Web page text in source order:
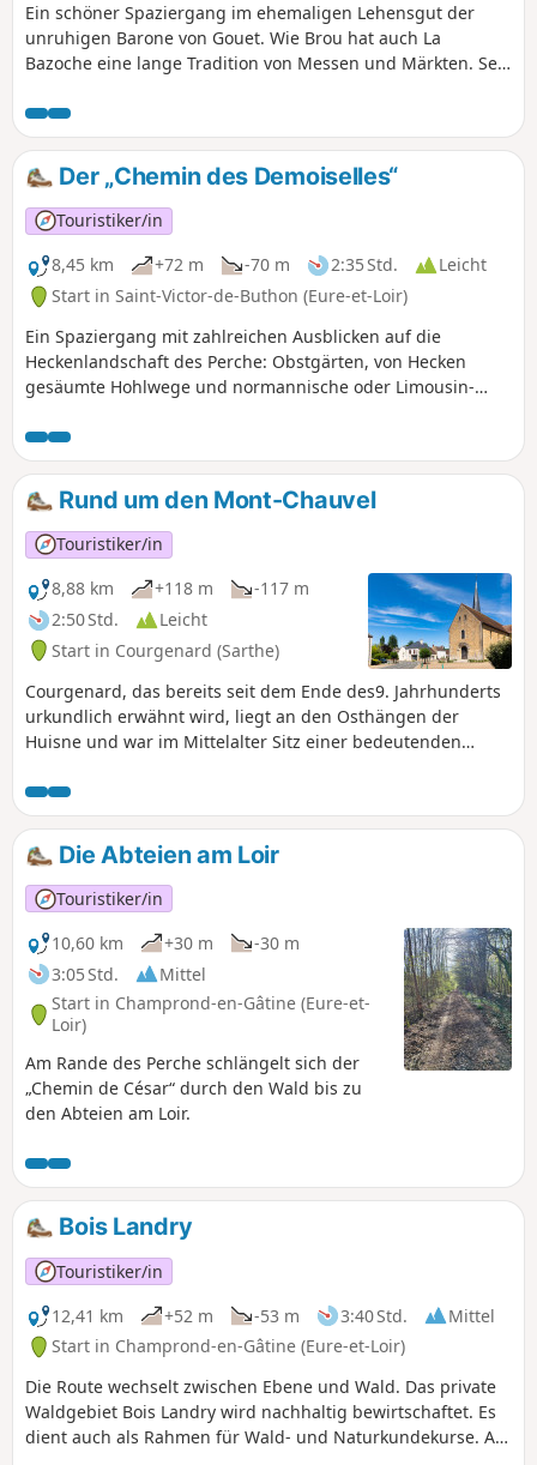
Ein schöner Spaziergang im ehemaligen Lehensgut der
unruhigen Barone von Gouet. Wie Brou hat auch La
Bazoche eine lange Tradition von Messen und Märkten. Seit
Percheron-Fohlenmesse statt.
Der „Chemin des Demoiselles“
Touristiker/in
8,45 km
+72 m -70 m 2:35 Std.
Leicht
Start in Saint-Victor-de-Buthon (Eure-et-Loir)
Ein Spaziergang mit zahlreichen Ausblicken auf die
Heckenlandschaft des Perche: Obstgärten, von Hecken
gesäumte Hohlwege und normannische oder Limousin-
Rund um den Mont-Chauvel
Touristiker/in
8,88 km
+118 m
-117 m
2:50 Std.
Leicht
Start in Courgenard (Sarthe)
Courgenard, das bereits seit dem Ende des9. Jahrhunderts
urkundlich erwähnt wird, liegt an den Osthängen der
Huisne und war im Mittelalter Sitz einer bedeutenden
gepflegte romanische Architektur der Kirche Saint-Martin
zeugt noch heute von der Macht dieser Baronie, ebenso wie
die bemerkenswerte Ausstattung des Chors ausdem 16.
Jahrhundert. Die Gemeinde lebte noch im19. Jahrhundert
von der Landwirtschaft und der Herstellung von
Hanfgeweben. Heute gehört sie zum Arbeitsmarktgebiet
von La Ferté-Bernard.
Die Abteien am Loir
Touristiker/in
10,60 km
+30 m
-30 m
3:05 Std.
Mittel
Start in Champrond-en-Gâtine (Eure-et-
Loir)
Am Rande des Perche schlängelt sich der
„Chemin de César“ durch den Wald bis zu
den Abteien am Loir.
Bois Landry
Touristiker/in
12,41 km
+52 m -53 m 3:40 Std.
Mittel
Start in Champrond-en-Gâtine (Eure-et-Loir)
Die Route wechselt zwischen Ebene und Wald. Das private
Waldgebiet Bois Landry wird nachhaltig bewirtschaftet. Es
dient auch als Rahmen für Wald- und Naturkundekurse. Am